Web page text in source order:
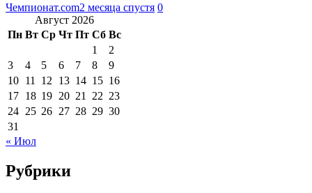
Чемпионат.com2 месяца спустя 0
Август 2026
Пн Вт Ср Чт Пт Сб Вс
1
2
3
4 5 6 7 8
9
10 11 12 13 14 15 16
17 18 19 20 21 22 23
24 25 26 27 28 29 30
31
« Июл
Рубрики